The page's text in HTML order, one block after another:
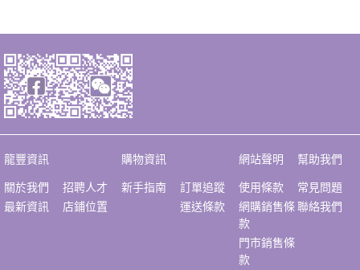
龍豐資訊 購物資訊 網站聲明 幫助我們
關於我們
最新資訊
招聘人才
店鋪位置
新手指南
訂單追蹤
運送條款
使用條款
網購銷售條
款
門市銷售條
款
常見問題
聯絡我們